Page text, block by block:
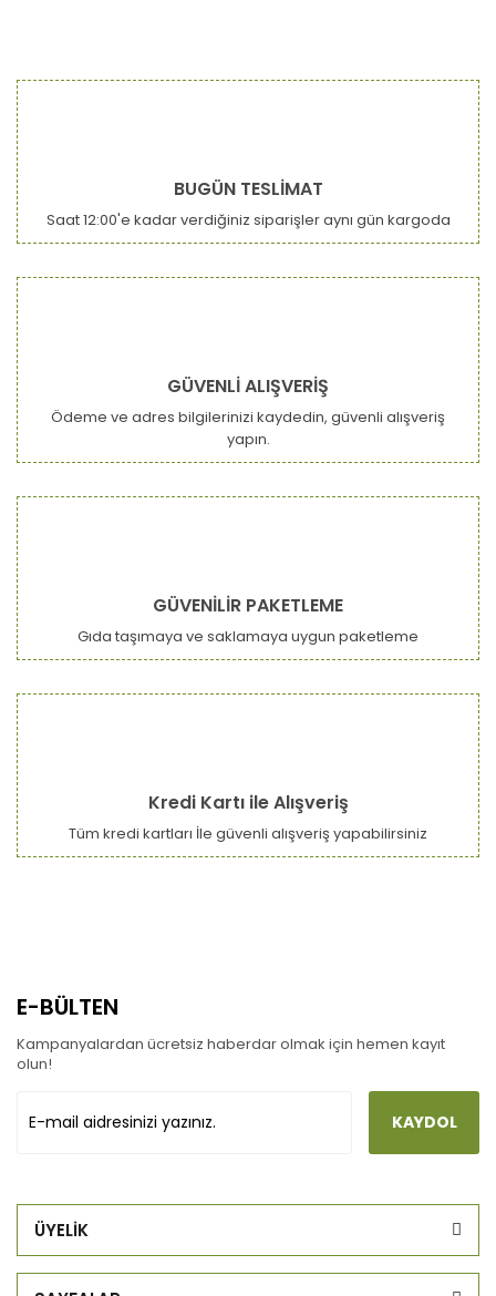
BUGÜN TESLİMAT
Saat 12:00'e kadar verdiğiniz siparişler aynı gün kargoda
GÜVENLİ ALIŞVERİŞ
Ödeme ve adres bilgilerinizi kaydedin, güvenli alışveriş
yapın.
GÜVENİLİR PAKETLEME
Gıda taşımaya ve saklamaya uygun paketleme
Kredi Kartı ile Alışveriş
Tüm kredi kartları İle güvenli alışveriş yapabilirsiniz
E-BÜLTEN
Kampanyalardan ücretsiz haberdar olmak için hemen kayıt
olun!
KAYDOL
ÜYELİK